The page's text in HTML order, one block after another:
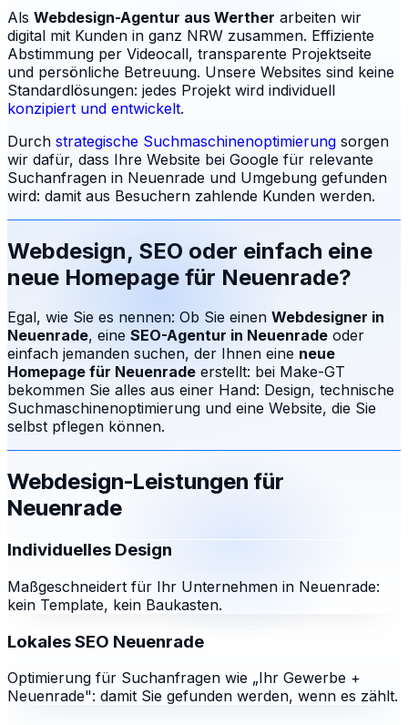
Als Webdesign-Agentur aus Werther arbeiten wir
digital mit Kunden in ganz NRW zusammen. Effiziente
Abstimmung per Videocall, transparente Projektseite
und persönliche Betreuung. Unsere Websites sind keine
Standardlösungen: jedes Projekt wird individuell
konzipiert und entwickelt.
Durch strategische Suchmaschinenoptimierung sorgen
wir dafür, dass Ihre Website bei Google für relevante
Suchanfragen in Neuenrade und Umgebung gefunden
wird: damit aus Besuchern zahlende Kunden werden.
Webdesign, SEO oder einfach eine
neue Homepage für Neuenrade?
Egal, wie Sie es nennen: Ob Sie einen Webdesigner in
Neuenrade, eine SEO-Agentur in Neuenrade oder
einfach jemanden suchen, der Ihnen eine neue
Homepage für Neuenrade erstellt: bei Make-GT
bekommen Sie alles aus einer Hand: Design, technische
Suchmaschinenoptimierung und eine Website, die Sie
selbst pflegen können.
Webdesign-Leistungen für
Neuenrade
Individuelles Design
Maßgeschneidert für Ihr Unternehmen in Neuenrade:
kein Template, kein Baukasten.
Lokales SEO Neuenrade
Optimierung für Suchanfragen wie „Ihr Gewerbe +
Neuenrade": damit Sie gefunden werden, wenn es zählt.